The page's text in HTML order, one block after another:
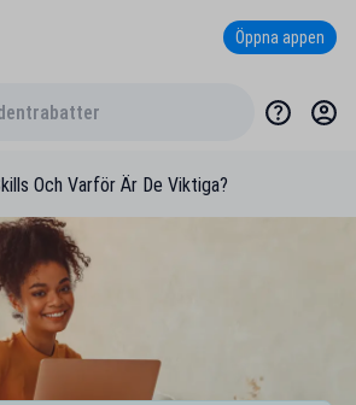
Öppna appen
Och Varför Är De Viktiga?